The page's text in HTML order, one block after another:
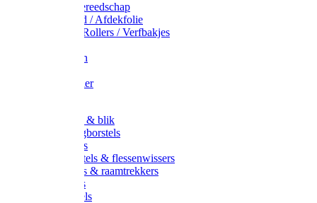
Schildersgereedschap
Afplakband / Afdekfolie
Kwasten / Rollers / Verfbakjes
Afdekfoliën
Schuurpapier
Handveger & blik
Voetenveegborstels
Handvegers
Afwasborstels & flessenwissers
Wasborstels & raamtrekkers
Tonborstels
Werkborstels